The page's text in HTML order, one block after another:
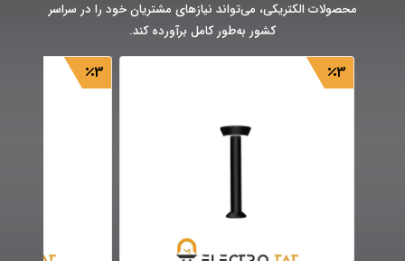
محصولات الکتریکی، می‌تواند نیازهای مشتریان خود را در سراسر
کشور به‌طور کامل برآورده کند.
3
3